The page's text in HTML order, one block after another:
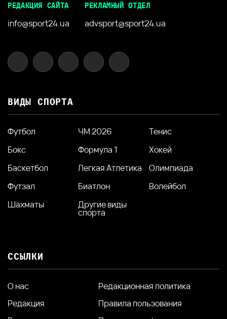
РЕДАКЦИЯ САЙТА
info@sport24.ua
РЕКЛАМНЫЙ ОТДЕЛ
advsport@sport24.ua
ВИДЫ СПОРТА
Футбол ЧМ 2026
Тенис
Бокс
Формула 1
Хокей
Баскетбол
Легкая Атлетика
Олимпиада
Футзал
Биатлон
Волейбол
Шахматы
Другие виды
спорта
ССЫЛКИ
О нас
Редакция
Редакционная политика
Правила пользования